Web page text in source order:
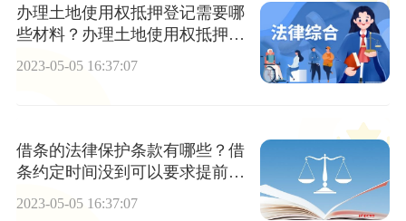
办理土地使用权抵押登记需要哪
些材料？办理土地使用权抵押登
记的程序是什么？
2023-05-05 16:37:07
借条的法律保护条款有哪些？借
条约定时间没到可以要求提前还
2023-05-05 16:37:07